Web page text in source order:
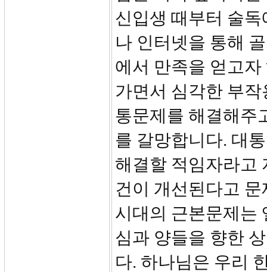
신입생 때부터 술
나 인터넷을 통해
에서 만족을 얻고
가면서 심각한 부
통문제를 해결해주
를 갈망합니다. 대
해결할 적임자라고
건이 개선된다고
시대의 근본문제는
심과 양들을 향한
다. 하나님은 우리